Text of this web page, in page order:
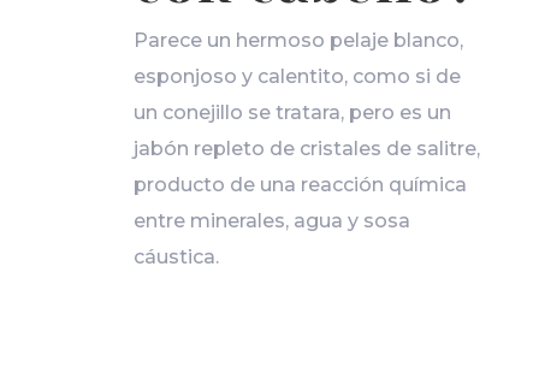
Parece un hermoso pelaje blanco,
esponjoso y calentito, como si de
un conejillo se tratara, pero es un
jabón repleto de cristales de salitre,
producto de una reacción química
entre minerales, agua y sosa
cáustica.